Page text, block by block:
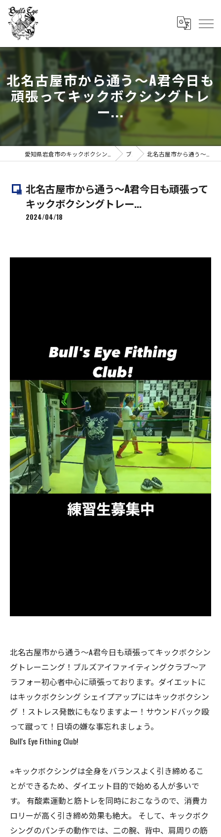
北名古屋市から通う〜A君今日も
頑張ってキックボクシングトレ
ー...
ブログ 北名古屋市から通う〜A君今日も頑張ってキックボクシングトレー...
北名古屋市から通う〜A君今日も頑張って
キックボクシングトレー...
2024/04/18
北名古屋市から通う〜A君今日も頑張ってキックボクシン
グトレーニング！ブルズアイファイティングクラブ〜ア
ラフォー初心者中心に頑張っております。ダイエットに
はキックボクシング シェイプアップにはキックボクシン
グ ！ストレス発散にもなりますよー！サウンドバック殴
って蹴って！日頃の嫌な事忘れましょう。
Bull's Eye Fithing Club!
⭐︎キックボクシングは全身をバランスよく引き締めるこ
とができるため、ダイエット目的で始める人が多いで
す。 有酸素運動と筋トレを同時におこなうので、消費カ
ロリーが高く引き締め効果も絶大。 そして、キックボク
シングのパンチの動作では、二の腕、背中、肩周りの筋